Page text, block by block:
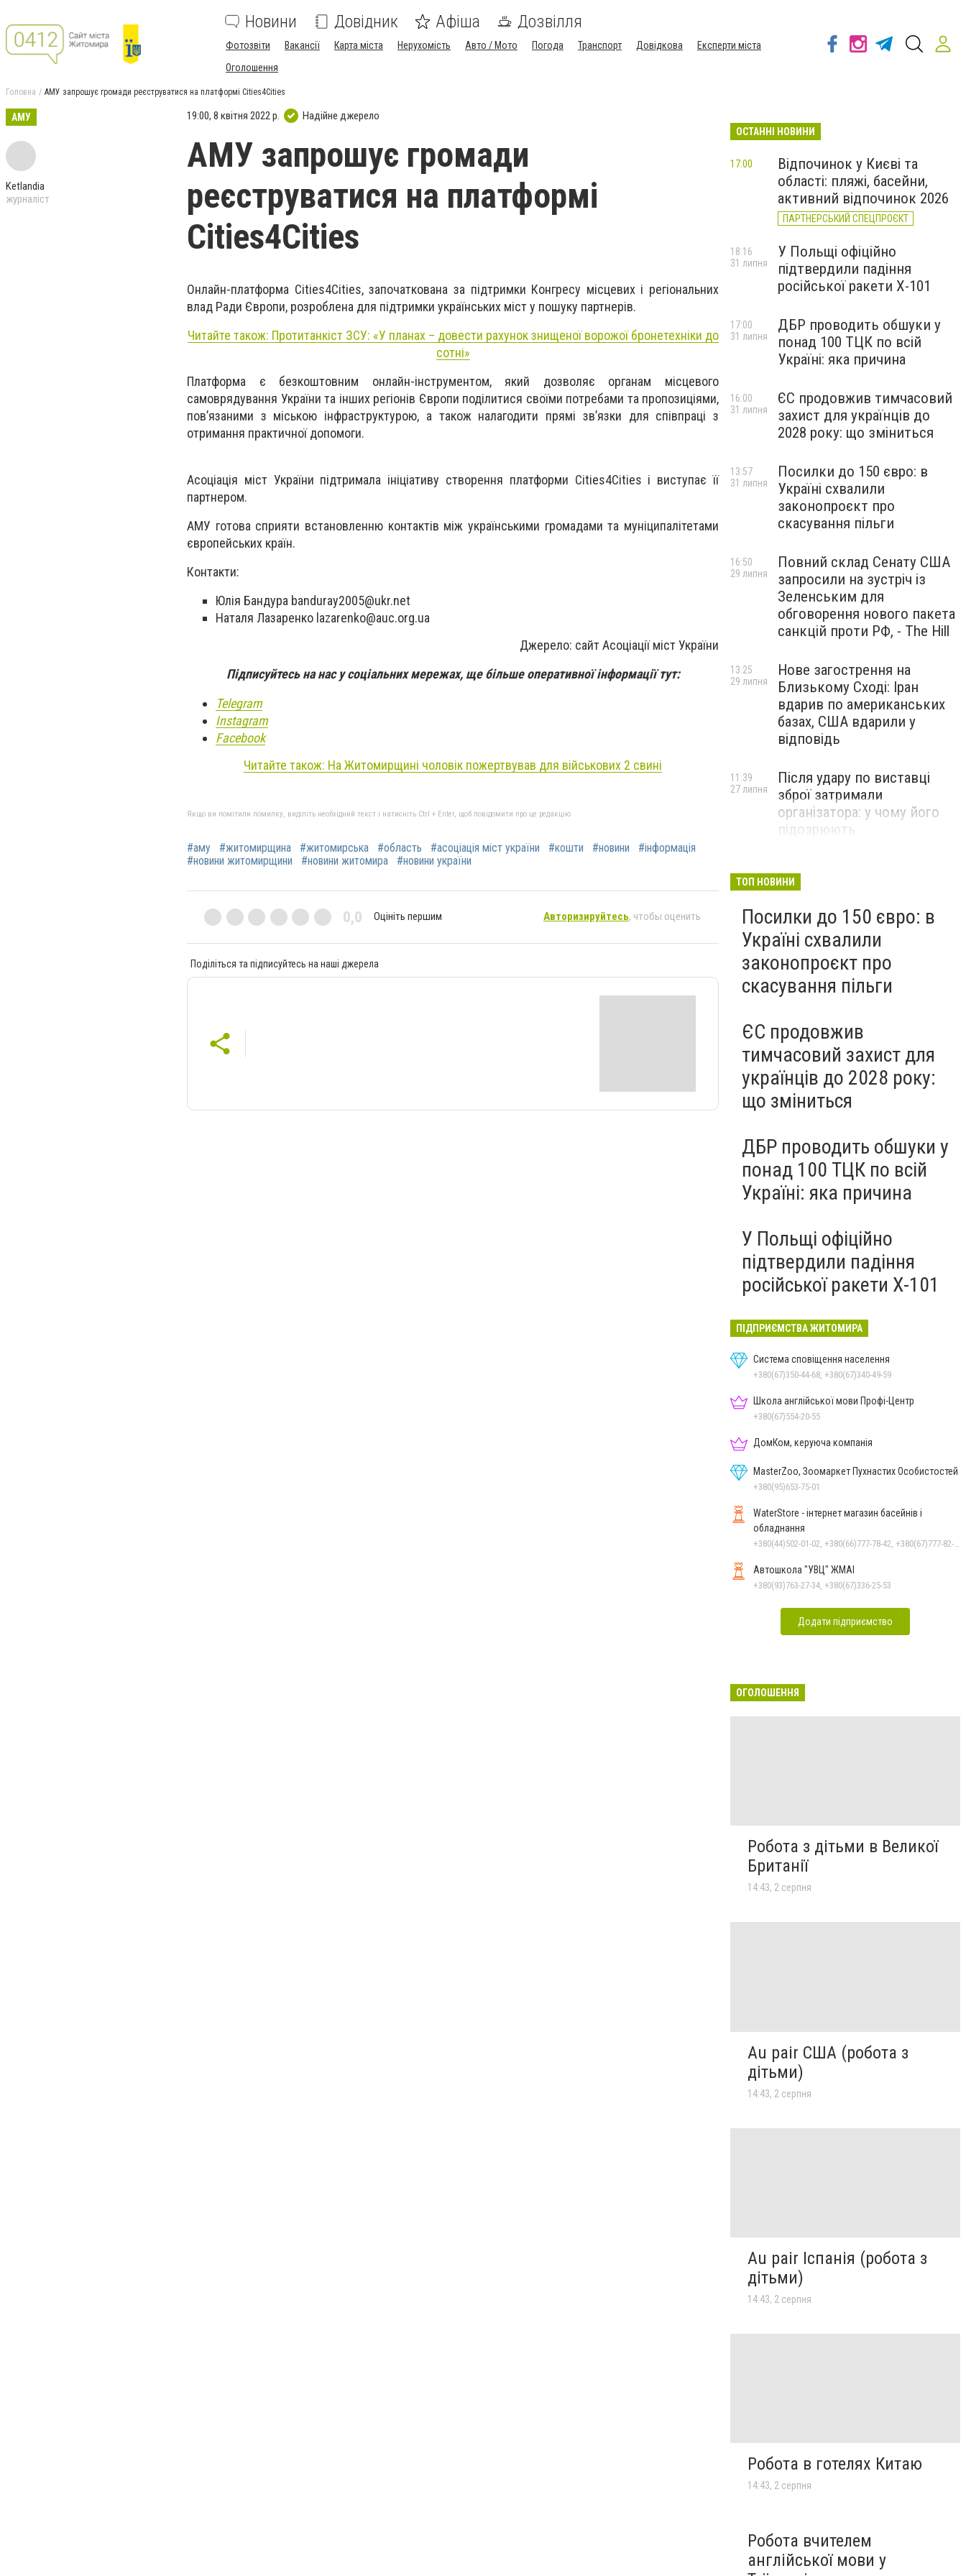
Новини Довідник Афіша Дозвілля
Фотозвіти Вакансії Карта міста Нерухомість Авто / Мото Погода Транспорт Довідкова
Експерти міста
Оголошення
Головна АМУ запрошує громади реєструватися на платформі Cities4Cities
АМУ
Ketlandia
журналіст
19:00, 8 квітня 2022 р. Надійне джерело
АМУ запрошує громади
реєструватися на платформі
Cities4Cities
Онлайн-платформа Cities4Cities, започаткована за підтримки Конгресу місцевих і регіональних
влад Ради Європи, розроблена для підтримки українських міст у пошуку партнерів.
Читайте також: Протитанкіст ЗСУ: «У планах – довести рахунок знищеної ворожої бронетехніки до
сотні»
Платформа є безкоштовним онлайн-інструментом, який дозволяє органам місцевого
самоврядування України та інших регіонів Європи поділитися своїми потребами та пропозиціями,
пов’язаними з міською інфраструктурою, а також налагодити прямі зв’язки для співпраці з
отримання практичної допомоги.
Асоціація міст України підтримала ініціативу створення платформи Cities4Cities і виступає її
партнером.
АМУ готова сприяти встановленню контактів між українськими громадами та муніципалітетами
європейських країн.
Контакти:
Юлія Бандура banduray2005@ukr.net
Наталя Лазаренко lazarenko@auc.org.ua
Джерело: сайт Асоціації міст України
Підписуйтесь на нас у соціальних мережах, ще більше оперативної інформації тут:
Telegram
Instagram
Facebook
Читайте також: На Житомирщині чоловік пожертвував для військових 2 свині
Якщо ви помітили помилку, виділіть необхідний текст і натисніть Ctrl + Enter, щоб повідомити про це редакцію
#аму #житомирщина #житомирська #область #асоціація міст україни #кошти #новини
#інформація
#новини житомирщини
#новини житомира #новини україни
0,0 Оцініть першим Авторизируйтесь, чтобы оценить
Поділіться та підписуйтесь на наші джерела
ОСТАННІ НОВИНИ
Відпочинок у Києві та
області: пляжі, басейни,
активний відпочинок 2026
ПАРТНЕРСЬКИЙ СПЕЦПРОЄКТ
17:00
У Польщі офіційно
підтвердили падіння
російської ракети Х-101
18:16
31 липня
ДБР проводить обшуки у
понад 100 ТЦК по всій
Україні: яка причина
17:00
31 липня
ЄС продовжив тимчасовий
захист для українців до
2028 року: що зміниться
16:00
31 липня
Посилки до 150 євро: в
Україні схвалили
законопроєкт про
скасування пільги
13:57
31 липня
Повний склад Сенату США
запросили на зустріч із
Зеленським для
обговорення нового пакета
санкцій проти РФ, - The Hill
16:50
29 липня
Нове загострення на
Близькому Сході: Іран
вдарив по американських
базах, США вдарили у
відповідь
13:25
29 липня
Після удару по виставці
зброї затримали
організатора: у чому його
підозрюють
11:39
27 липня
ТОП НОВИНИ
Посилки до 150 євро: в
Україні схвалили
законопроєкт про
скасування пільги
ЄС продовжив
тимчасовий захист для
українців до 2028 року:
що зміниться
ДБР проводить обшуки у
понад 100 ТЦК по всій
Україні: яка причина
У Польщі офіційно
підтвердили падіння
російської ракети Х-101
ПІДПРИЄМСТВА ЖИТОМИРА
Система сповіщення населення
+380(67)350-44-68, +380(67)340-49-59
Школа англійської мови Профі-Центр
+380(67)554-20-55
ДомКом, керуюча компанія
MasterZoo, Зоомаркет Пухнастих Особистостей
+380(95)653-75-01
WaterStore - інтернет магазин басейнів і
обладнання
+380(44)502-01-02, +380(66)777-78-42, +380(67)777-82-19, +380(67)890-80-80, +380(73)890-80-80, +380(44)502-01-03
Автошкола "УВЦ" ЖМАІ
+380(93)763-27-34, +380(67)336-25-53
Додати підприємство
ОГОЛОШЕННЯ
Робота з дітьми в Великої
Британії
14:43, 2 серпня
Au pair США (робота з
дітьми)
14:43, 2 серпня
Au pair Іспанія (робота з
дітьми)
14:43, 2 серпня
Робота в готелях Китаю
14:43, 2 серпня
Робота вчителем
англійської мови у